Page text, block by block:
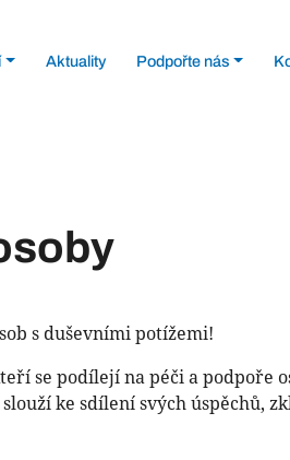
Aktuality Podpořte nás
s duševními potížemi!
se podílejí na péči a podpoře
ke sdílení svých úspěchů,